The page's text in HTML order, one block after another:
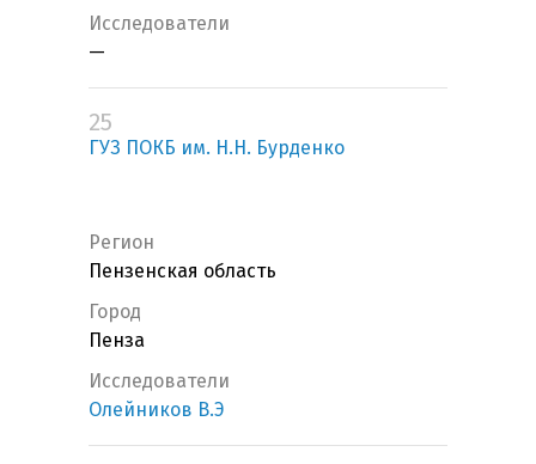
Исследователи
—
25
ГУЗ ПОКБ им. Н.Н. Бурденко
Регион
Пензенская область
Город
Пенза
Исследователи
Олейников В.Э